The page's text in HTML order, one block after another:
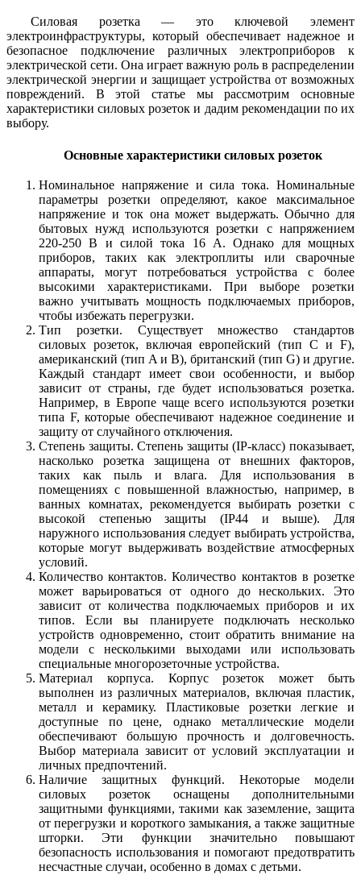
Силовая розетка — это ключевой элемент
электроинфраструктуры, который обеспечивает надежное и
безопасное подключение различных электроприборов к
электрической сети. Она играет важную роль в распределении
электрической энергии и защищает устройства от возможных
повреждений. В этой статье мы рассмотрим основные
характеристики силовых розеток и дадим рекомендации по их
выбору.
Основные характеристики силовых розеток
Номинальное напряжение и сила тока. Номинальные
параметры розетки определяют, какое максимальное
напряжение и ток она может выдержать. Обычно для
бытовых нужд используются розетки с напряжением
220-250 В и силой тока 16 А. Однако для мощных
приборов, таких как электроплиты или сварочные
аппараты, могут потребоваться устройства с более
высокими характеристиками. При выборе розетки
важно учитывать мощность подключаемых приборов,
чтобы избежать перегрузки.
Тип розетки. Существует множество стандартов
силовых розеток, включая европейский (тип C и F),
американский (тип A и B), британский (тип G) и другие.
Каждый стандарт имеет свои особенности, и выбор
зависит от страны, где будет использоваться розетка.
Например, в Европе чаще всего используются розетки
типа F, которые обеспечивают надежное соединение и
защиту от случайного отключения.
Степень защиты.Степень защиты (IP-класс) показывает,
насколько розетка защищена от внешних факторов,
таких как пыль и влага. Для использования в
помещениях с повышенной влажностью, например, в
ванных комнатах, рекомендуется выбирать розетки с
высокой степенью защиты (IP44 и выше). Для
наружного использования следует выбирать устройства,
которые могут выдерживать воздействие атмосферных
условий.
Количество контактов.Количество контактов в розетке
может варьироваться от одного до нескольких. Это
зависит от количества подключаемых приборов и их
типов. Если вы планируете подключать несколько
устройств одновременно, стоит обратить внимание на
модели с несколькими выходами или использовать
специальные многорозеточные устройства.
Материал корпуса. Корпус розеток может быть
выполнен из различных материалов, включая пластик,
металл и керамику. Пластиковые розетки легкие и
доступные по цене, однако металлические модели
обеспечивают большую прочность и долговечность.
Выбор материала зависит от условий эксплуатации и
личных предпочтений.
Наличие защитных функций. Некоторые модели
силовых розеток оснащены дополнительными
защитными функциями, такими как заземление, защита
от перегрузки и короткого замыкания, а также защитные
шторки. Эти функции значительно повышают
безопасность использования и помогают предотвратить
несчастные случаи, особенно в домах с детьми.